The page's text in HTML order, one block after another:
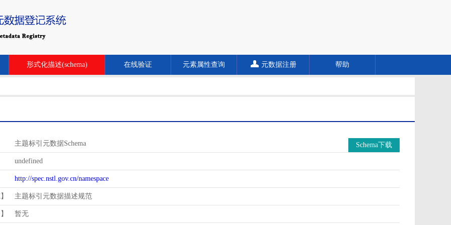
形式化描述(schema) 在线验证 元素属性查询 元数据注册 帮助
主题标引元数据Schema Schema下载
undefined
http://spec.nstl.gov.cn/namespace
主题标引元数据描述规范
暂无